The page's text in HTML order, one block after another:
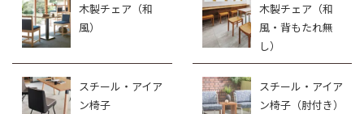
木製チェア（和
風）
木製チェア（和
風・背もたれ無
し）
スチール・アイア
ン椅子
スチール・アイア
ン椅子（肘付き）